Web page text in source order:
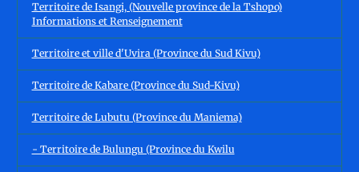
Territoire de Isangi, (Nouvelle province de la Tshopo)
Informations et Renseignement
Territoire et ville d'Uvira (Province du Sud Kivu)
Territoire de Kabare (Province du Sud-Kivu)
Territoire de Lubutu (Province du Maniema)
- Territoire de Bulungu (Province du Kwilu